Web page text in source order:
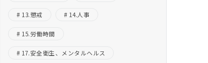
13.懲戒 14.人事
15.労働時間
17.安全衛生、メンタルヘルス